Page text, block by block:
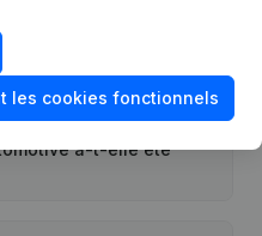
de Cw-
a-t-elle été
les cookies fonctionnels